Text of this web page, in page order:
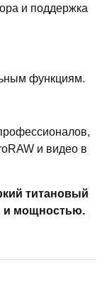
и поддержка
функциям.
и видео в
титановый
и мощностью.